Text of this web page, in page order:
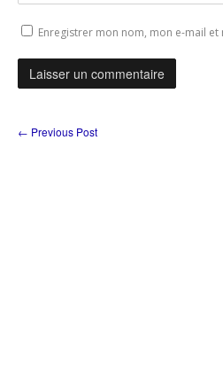
Enregistrer mon nom, mon e-mail
← Previous Post